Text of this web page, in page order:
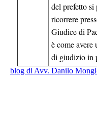
del prefetto si
ricorrere
Giudice di
è come avere
di giudizio in
blog di Avv. Danilo